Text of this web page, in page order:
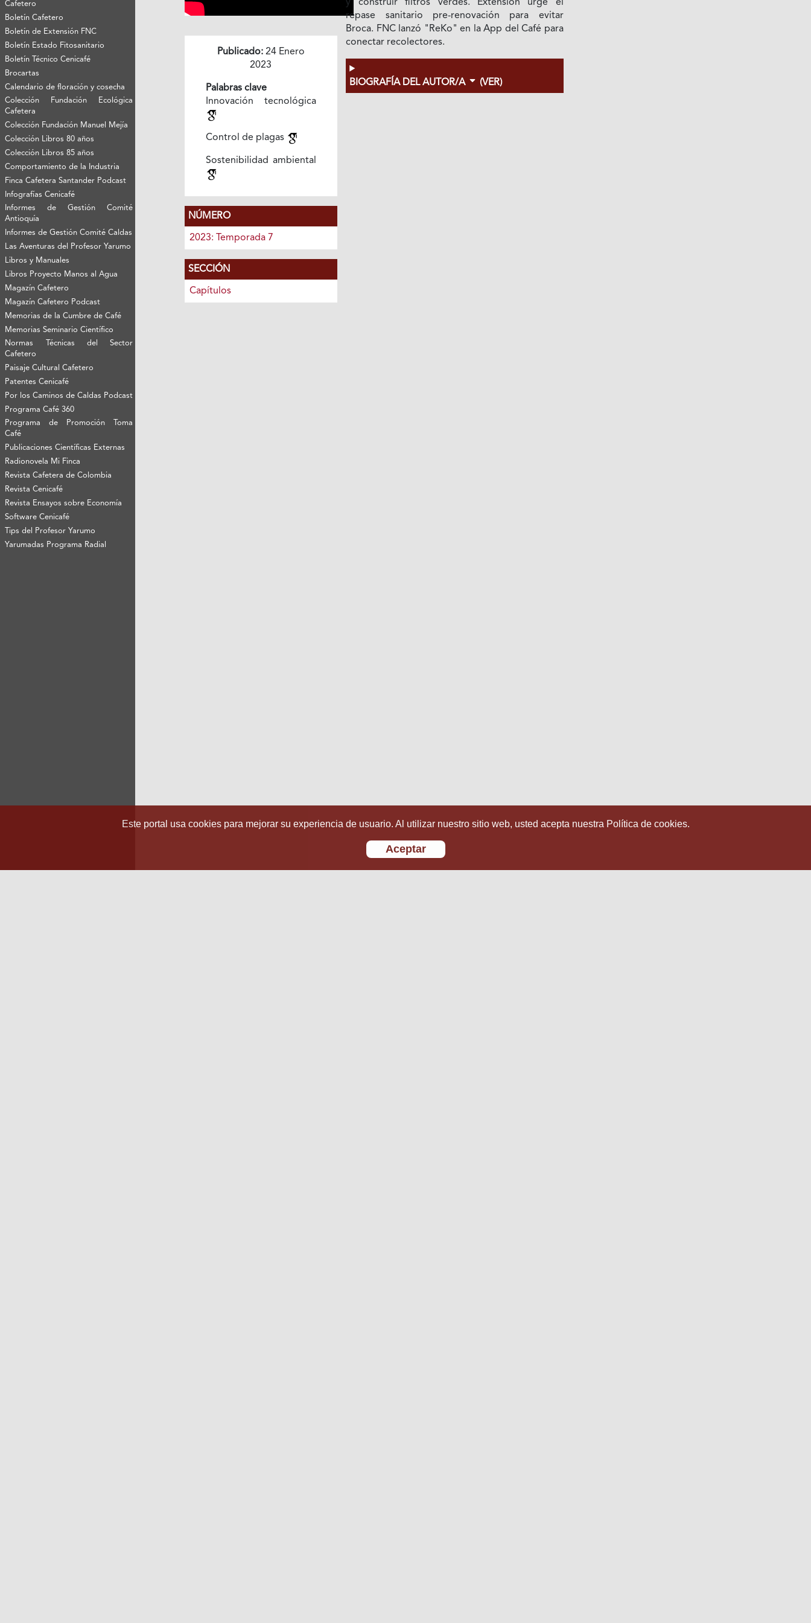
Cafetero
Boletín Cafetero
Boletín de Extensión FNC
Boletín Estado Fitosanitario
Boletín Técnico Cenicafé
Brocartas
Calendario de floración y cosecha
Colección Fundación Ecológica
Cafetera
Colección Fundación Manuel Mejía
Colección Libros 80 años
Colección Libros 85 años
Comportamiento de la Industria
Finca Cafetera Santander Podcast
Infografías Cenicafé
Informes de Gestión Comité
Antioquía
Informes de Gestión Comité Caldas
Las Aventuras del Profesor Yarumo
Libros y Manuales
Libros Proyecto Manos al Agua
Magazín Cafetero
Magazín Cafetero Podcast
Memorias de la Cumbre de Café
Memorias Seminario Científico
Normas Técnicas del Sector
Cafetero
Paisaje Cultural Cafetero
Patentes Cenicafé
Por los Caminos de Caldas Podcast
Programa Café 360
Programa de Promoción Toma
Café
Publicaciones Científicas Externas
Radionovela Mi Finca
Revista Cafetera de Colombia
Revista Cenicafé
Revista Ensayos sobre Economía
Software Cenicafé
Tips del Profesor Yarumo
Yarumadas Programa Radial
Publicado:24 Enero
2023
Palabras clave
Innovación tecnológica
Control de plagas
Sostenibilidad ambiental
NÚMERO
2023: Temporada 7
SECCIÓN
Capítulos
y construir filtros verdes. Extensión urge el
repase sanitario pre-renovación para evitar
Broca. FNC lanzó "ReKo" en la App del Café para
conectar recolectores.
BIOGRAFÍA DEL AUTOR/A (VER)
Este portal usa cookies para mejorar su experiencia de usuario. Al utilizar nuestro sitio web, usted acepta nuestra Política de cookies.
Aceptar